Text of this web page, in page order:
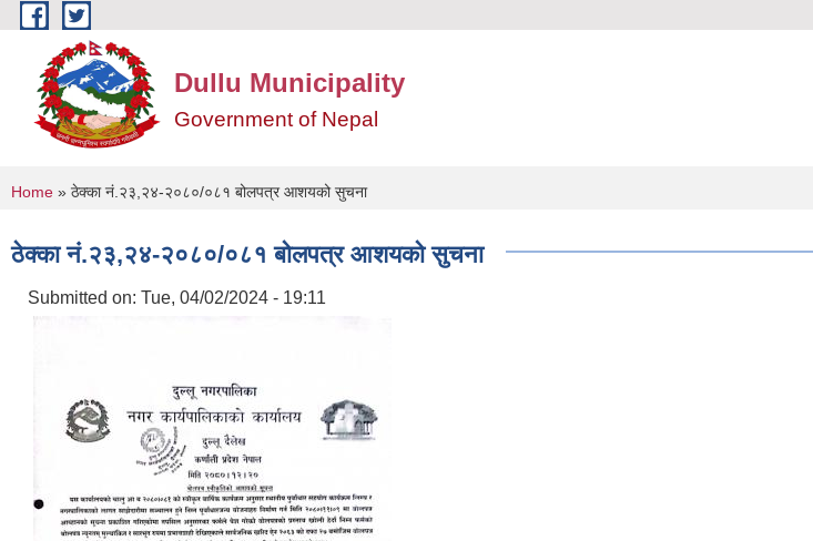
Skip to main content
Dullu Municipality
Government of Nepal
You are here
Home » ठेक्का नं.२३,२४-२०८०/०८१ बोलपत्र आशयको सुचना
ठेक्का नं.२३,२४-२०८०/०८१ बोलपत्र आशयको सुचना
Submitted on: Tue, 04/02/2024 - 19:11